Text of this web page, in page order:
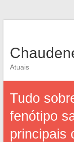
Atuais
Tudo
fenótipo
principais